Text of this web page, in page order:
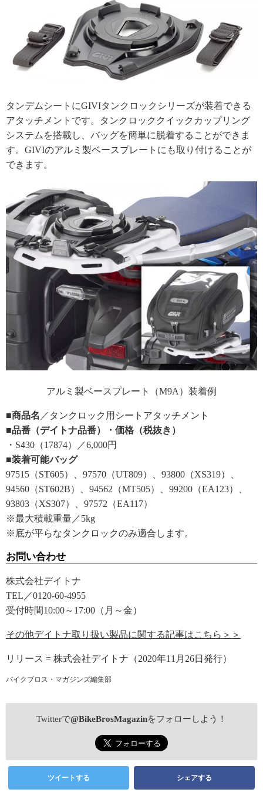
タンデムシートにGIVIタンクロックシリーズが装着できる
アタッチメントです。タンクロッククイックカップリング
システムを搭載し、バッグを簡単に脱着することができま
す。GIVIのアルミ製ベースプレートにも取り付けることが
できます。
アルミ製ベースプレート（M9A）装着例
■商品名 ／タンクロック用シートアタッチメント
■品番（デイトナ品番）・価格（税抜き）
・S430（17874）／6,000円
■装着可能バッグ
97515（ST605）、97570（UT809）、93800（XS319）、
94560（ST602B）、94562（MT505）、99200（EA123）、
93803（XS307）、97572（EA117）
※最大積載重量／5kg
※底が平らなタンクロックのみ適合します。
お問い合わせ
株式会社デイトナ
TEL／0120-60-4955
受付時間10:00～17:00（月～金）
その他デイトナ取り扱い製品に関する記事はこちら＞＞
リリース = 株式会社デイトナ（2020年11月26日発行）
バイクブロス・マガジンズ編集部
Twitterで@BikeBrosMagazinをフォローしよう！
ツイートする シェアする